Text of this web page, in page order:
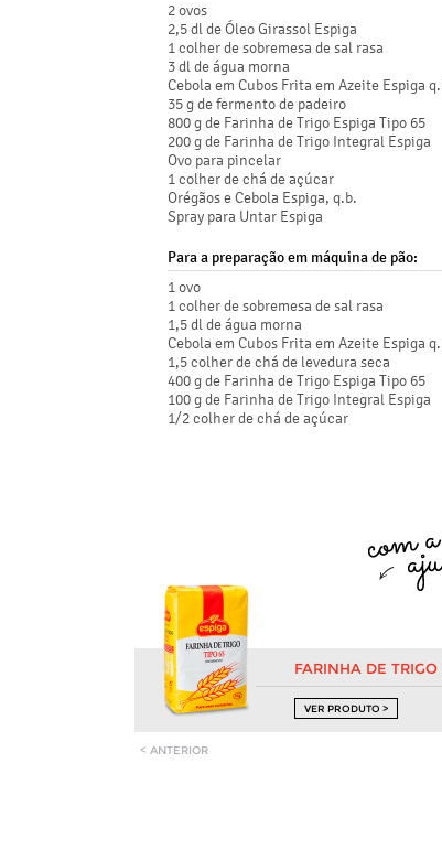
2 ovos
2,5 dl de Óleo Girassol Espiga
1 colher de sobremesa de sal rasa
3 dl de água morna
Cebola em Cubos Frita em Azeite Espiga
35 g de fermento de padeiro
800 g de Farinha de Trigo Espiga Tipo 65
200 g de Farinha de Trigo Integral Espiga
Ovo para pincelar
1 colher de chá de açúcar
Orégãos e Cebola Espiga, q.b.
Spray para Untar Espiga
Para a preparação em máquina de pão:
1 ovo
1 colher de sobremesa de sal rasa
1,5 dl de água morna
Cebola em Cubos Frita em Azeite Espiga
1,5 colher de chá de levedura seca
400 g de Farinha de Trigo Espiga Tipo 65
100 g de Farinha de Trigo Integral Espiga
1/2 colher de chá de açúcar
FARINHA DE
VER PRODUTO >
< ANTERIOR